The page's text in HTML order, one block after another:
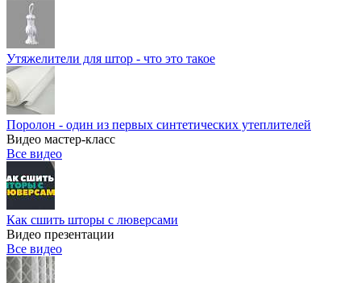
Утяжелители для штор - что это такое
Поролон - один из первых синтетических утеплителей
Видео мастер-класс
Все видео
Как сшить шторы с люверсами
Видео презентации
Все видео